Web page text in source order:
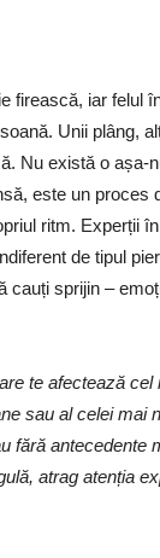
firească, iar felul
Unii plâng,
Nu există o așa-
este un proces
ritm. Experții
de tipul
cauți sprijin –
te afectează cel
sau al celei mai
fără antecedente
atrag atenția